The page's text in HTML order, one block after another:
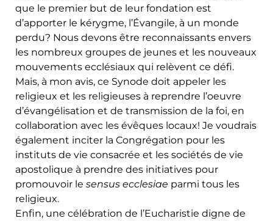
que le premier but de leur fondation est
d’apporter le kérygme, l’Évangile, à un monde
perdu? Nous devons être reconnaissants envers
les nombreux groupes de jeunes et les nouveaux
mouvements ecclésiaux qui relèvent ce défi.
Mais, à mon avis, ce Synode doit appeler les
religieux et les religieuses à reprendre l’oeuvre
d’évangélisation et de transmission de la foi, en
collaboration avec les évêques locaux! Je voudrais
également inciter la Congrégation pour les
instituts de vie consacrée et les sociétés de vie
apostolique à prendre des initiatives pour
promouvoir le sensus ecclesiae parmi tous les
religieux.
Enfin, une célébration de l’Eucharistie digne de